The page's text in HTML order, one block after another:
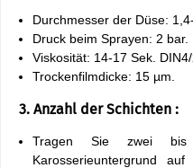
Durchmesser der Düse:
Druck beim Sprayen: 2 bar.
Viskosität: 14-17 Sek.
Trockenfilmdicke: 15 µm.
3. Anzahl der Schichten :
Tragen Sie zwei
Karosserieuntergrund